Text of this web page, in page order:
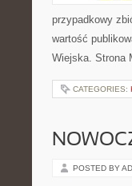
przypadkowy
wartość
Wiejska. Strona
CATEGORIES:
POSTED BY